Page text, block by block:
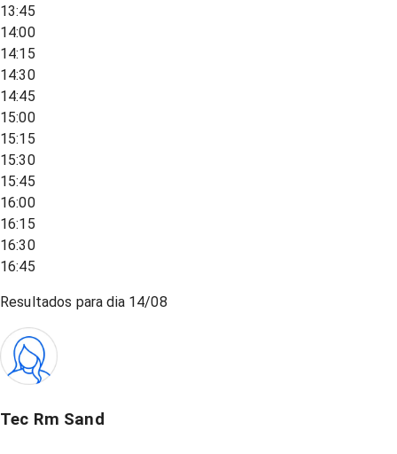
13:45
14:00
14:15
14:30
14:45
15:00
15:15
15:30
15:45
16:00
16:15
16:30
16:45
Resultados para dia 14/08
Tec Rm Sand